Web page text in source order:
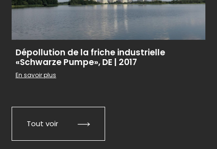
Dépollution de la friche industrielle
«Schwarze Pumpe», DE | 2017
En savoir plus
Tout voir